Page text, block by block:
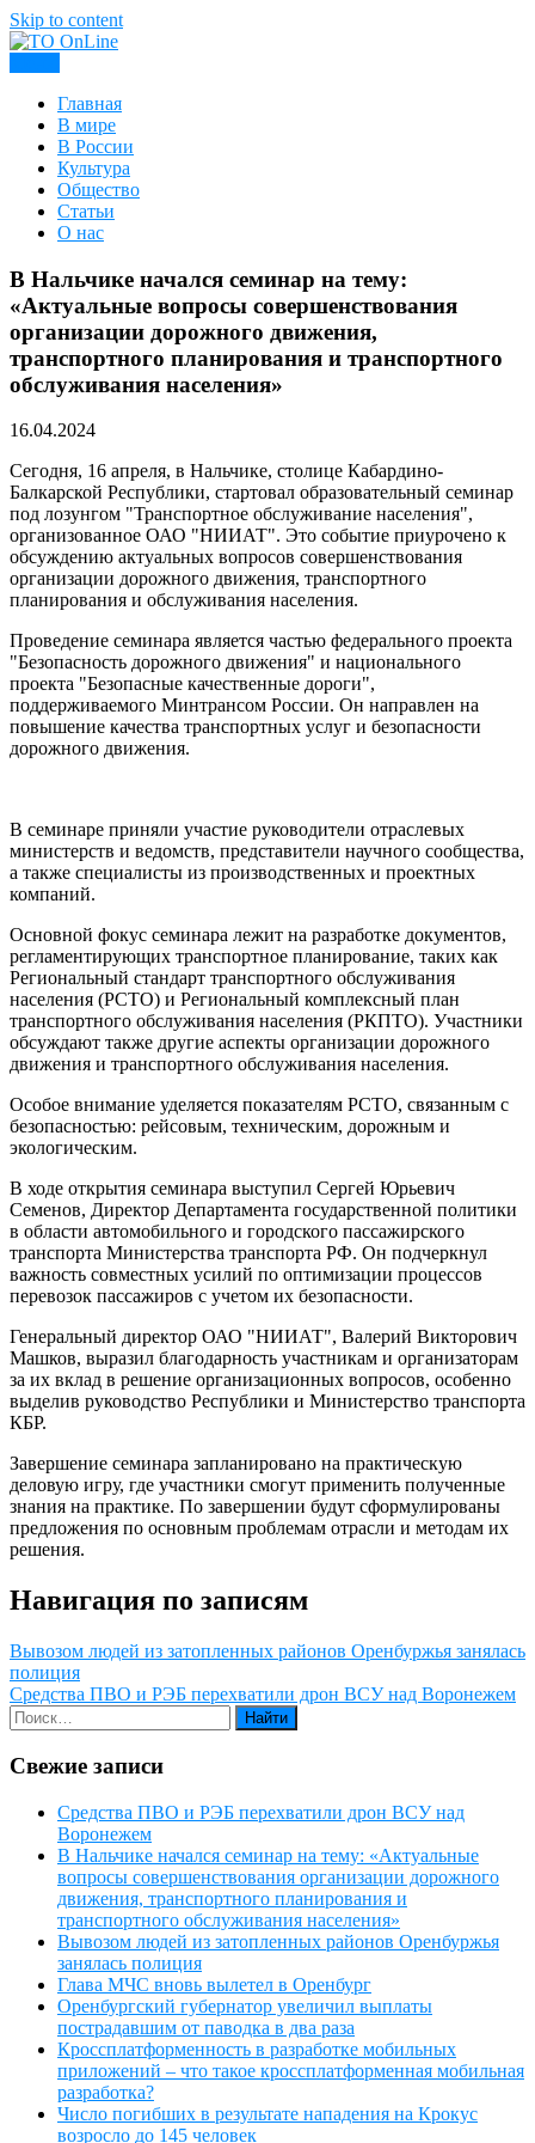
Skip to content
TO OnLine
Главная
В мире
В России
Культура
Общество
Статьи
О нас
В Нальчике начался семинар на тему:
«Актуальные вопросы совершенствования
организации дорожного движения,
транспортного планирования и транспортного
обслуживания населения»
16.04.2024
Сегодня, 16 апреля, в Нальчике, столице Кабардино-
Балкарской Республики, стартовал образовательный семинар
под лозунгом "Транспортное обслуживание населения",
организованное ОАО "НИИАТ". Это событие приурочено к
обсуждению актуальных вопросов совершенствования
организации дорожного движения, транспортного
планирования и обслуживания населения.
Проведение семинара является частью федерального проекта
"Безопасность дорожного движения" и национального
проекта "Безопасные качественные дороги",
поддерживаемого Минтрансом России. Он направлен на
повышение качества транспортных услуг и безопасности
дорожного движения.
В семинаре приняли участие руководители отраслевых
министерств и ведомств, представители научного сообщества,
а также специалисты из производственных и проектных
компаний.
Основной фокус семинара лежит на разработке документов,
регламентирующих транспортное планирование, таких как
Региональный стандарт транспортного обслуживания
населения (РСТО) и Региональный комплексный план
транспортного обслуживания населения (РКПТО). Участники
обсуждают также другие аспекты организации дорожного
движения и транспортного обслуживания населения.
Особое внимание уделяется показателям РСТО, связанным с
безопасностью: рейсовым, техническим, дорожным и
экологическим.
В ходе открытия семинара выступил Сергей Юрьевич
Семенов, Директор Департамента государственной политики
в области автомобильного и городского пассажирского
транспорта Министерства транспорта РФ. Он подчеркнул
важность совместных усилий по оптимизации процессов
перевозок пассажиров с учетом их безопасности.
Генеральный директор ОАО "НИИАТ", Валерий Викторович
Машков, выразил благодарность участникам и организаторам
за их вклад в решение организационных вопросов, особенно
выделив руководство Республики и Министерство транспорта
КБР.
Завершение семинара запланировано на практическую
деловую игру, где участники смогут применить полученные
знания на практике. По завершении будут сформулированы
предложения по основным проблемам отрасли и методам их
решения.
Навигация по записям
Вывозом людей из затопленных районов Оренбуржья занялась
полиция
Средства ПВО и РЭБ перехватили дрон ВСУ над Воронежем
Свежие записи
Средства ПВО и РЭБ перехватили дрон ВСУ над
Воронежем
В Нальчике начался семинар на тему: «Актуальные
вопросы совершенствования организации дорожного
движения, транспортного планирования и
транспортного обслуживания населения»
Вывозом людей из затопленных районов Оренбуржья
занялась полиция
Глава МЧС вновь вылетел в Оренбург
Оренбургский губернатор увеличил выплаты
пострадавшим от паводка в два раза
Кроссплатформенность в разработке мобильных
приложений – что такое кроссплатформенная мобильная
разработка?
Число погибших в результате нападения на Крокус
возросло до 145 человек